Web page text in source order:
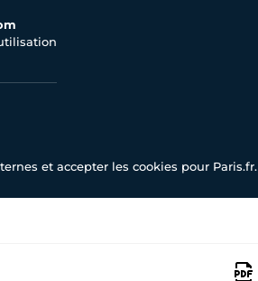
et accepter les cookies pour Paris.fr.